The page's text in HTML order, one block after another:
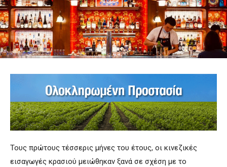
Τους πρώτους τέσσερις μήνες του έτους, οι κινεζικές
εισαγωγές κρασιού μειώθηκαν ξανά σε σχέση με το